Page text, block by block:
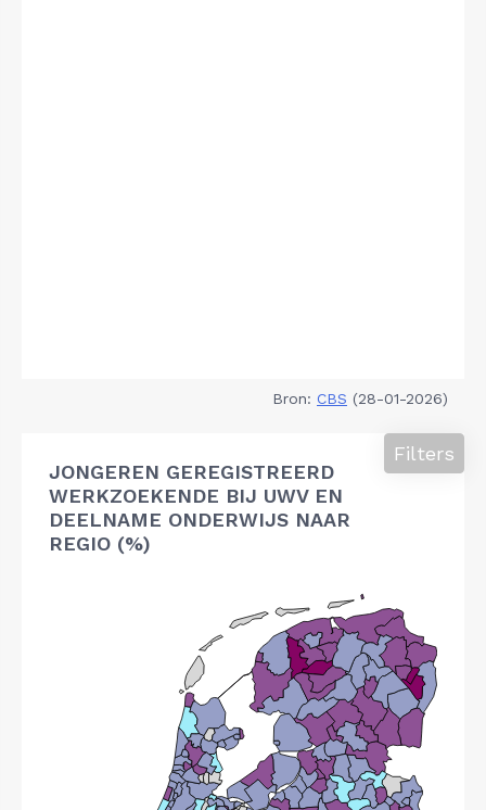
Bron: CBS (28-01-2026)
JONGEREN GEREGISTREERD
WERKZOEKENDE BIJ UWV EN
DEELNAME ONDERWIJS NAAR
REGIO (%)
Filters